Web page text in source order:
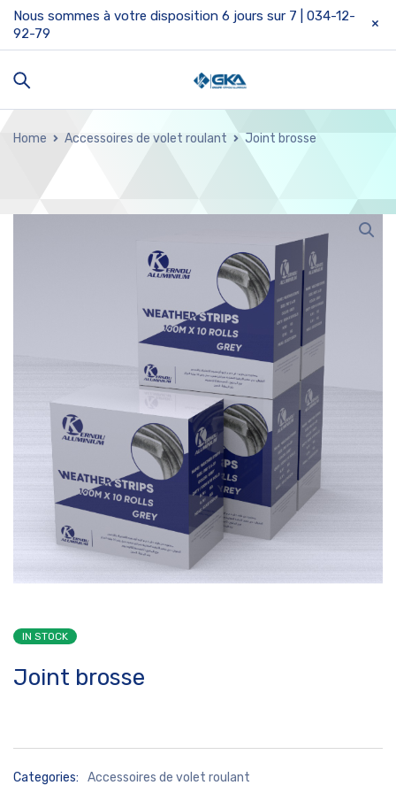
Nous sommes à votre disposition 6 jours sur 7 | 034-12-
92-79
Home Accessoires de volet roulant Joint brosse
IN STOCK
Joint brosse
Categories: Accessoires de volet roulant